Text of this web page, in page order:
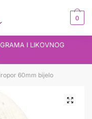
0
I LIKOVNOG
60mm bijelo